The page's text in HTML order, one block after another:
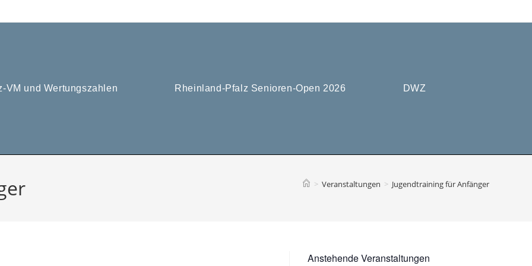
VM und Wertungszahlen Rheinland-Pfalz Senioren-Open 2026 DWZ
> Veranstaltungen > Jugendtraining für Anfänger
Anstehende Veranstaltungen